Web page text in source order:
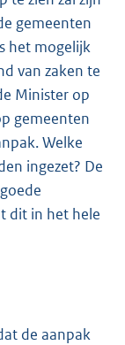
gemeenten
het mogelijk
van zaken te
Minister op
gemeenten
Welke
ingezet? De
dit in het hele
de aanpak